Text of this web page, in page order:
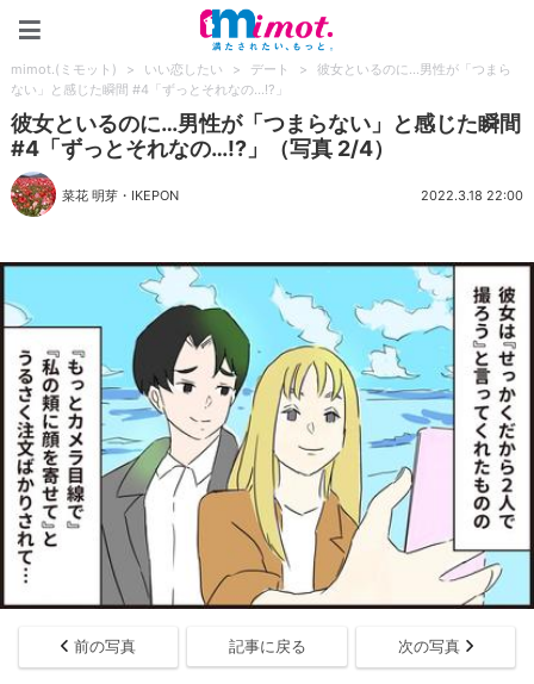
mimot.(ミモット) > いい恋したい > デート >
彼女といるのに…男性が「つまら
ない」と感じた瞬間 #4「ずっとそれなの…!?」
彼女といるのに…男性が「つまらない」と感じた瞬間
#4「ずっとそれなの…!?」（写真 2/4）
菜花 明芽 ・ IKEPON 2022.3.18 22:00
前の写真 記事に戻る 次の写真